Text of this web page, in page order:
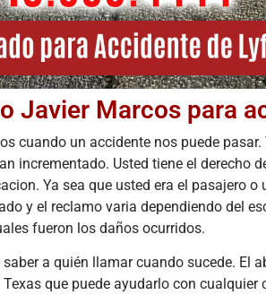
Javier Marcos para
cuando un accidente nos puede
incrementado. Usted tiene el derecho
Ya sea que usted era el pasajero
y el reclamo varia dependiendo del
fueron los daños ocurridos.
a quién llamar cuando sucede. El
Texas que puede ayudarlo con